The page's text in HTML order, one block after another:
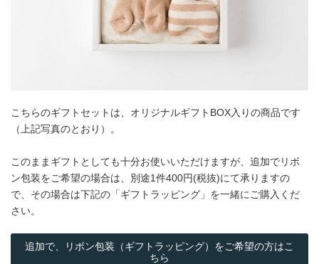
こちらのギフトセットは、オリジナルギフトBOX入りの商品です
（上記写真のとおり）。
このままギフトとしても十分お使いいただけますが、追加でリボ
ン包装をご希望の場合は、別途1件400円(税抜)にて承りますの
で、その場合は下記の「ギフトラッピング」を一緒にご購入くだ
さい。
追加で、リボン包装（ギフトラッピング）をご希望の方はこ
ちら